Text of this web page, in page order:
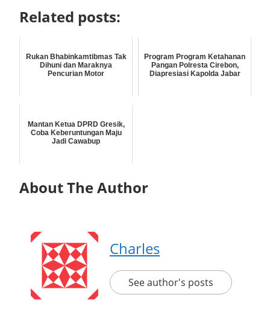
Related posts:
Rukan Bhabinkamtibmas Tak
Dihuni dan Maraknya
Pencurian Motor
Program Program Ketahanan
Pangan Polresta Cirebon,
Diapresiasi Kapolda Jabar
Mantan Ketua DPRD Gresik,
Coba Keberuntungan Maju
Jadi Cawabup
About The Author
Charles
See author's posts